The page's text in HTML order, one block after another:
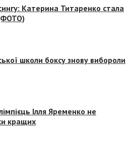
Катерина Титаренко стала
школи боксу знову вибороли
Ілля Яременко не
кращих